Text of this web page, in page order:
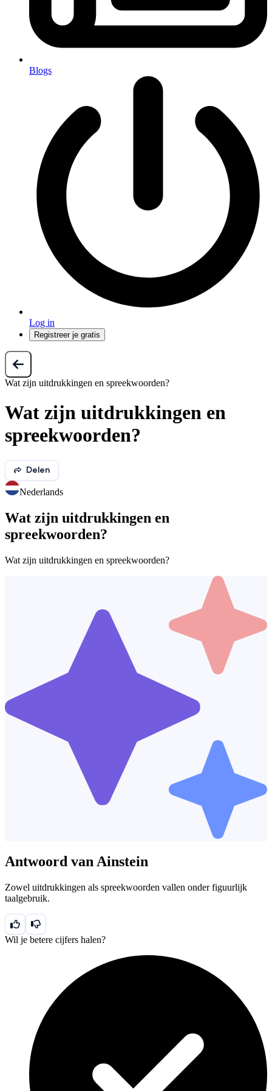
Blogs
Log in
Registreer je gratis
Wat zijn uitdrukkingen en spreekwoorden?
Wat zijn uitdrukkingen en
spreekwoorden?
Delen
Nederlands
Wat zijn uitdrukkingen en
spreekwoorden?
Wat zijn uitdrukkingen en spreekwoorden?
Antwoord van Ainstein
Zowel uitdrukkingen als spreekwoorden vallen onder figuurlijk
taalgebruik.
Wil je betere cijfers halen?